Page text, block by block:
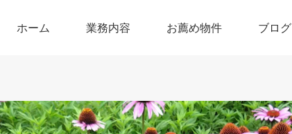
ホーム 業務内容 お薦め物件 ブログ